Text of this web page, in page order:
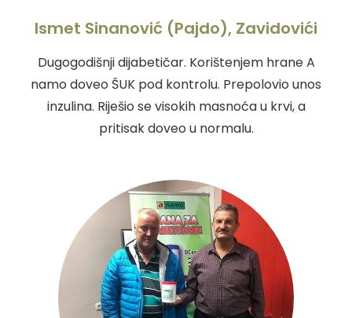
Ismet Sinanović (Pajdo), Zavidovići
Dugogodišnji dijabetičar. Korištenjem hrane A
namo doveo ŠUK pod kontrolu. Prepolovio unos
inzulina. Riješio se visokih masnoća u krvi, a
pritisak doveo u normalu.